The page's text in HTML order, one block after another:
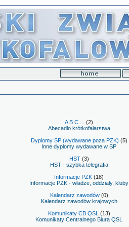
A B C ...
(2)
Abecadło krótkofalarstwa
Dyplomy SP (wydawane poza PZK) (5)
Inne dyplomy wydawane w SP
HST (3)
HST - szybka telegrafia
Informacje PZK (18)
Informacje PZK - władze, oddziały, kluby
Kalendarz zawodów (0)
Kalendarz zawodów krajowych
Komunikaty CB QSL (13)
Komunikaty Centralnego Biura QSL